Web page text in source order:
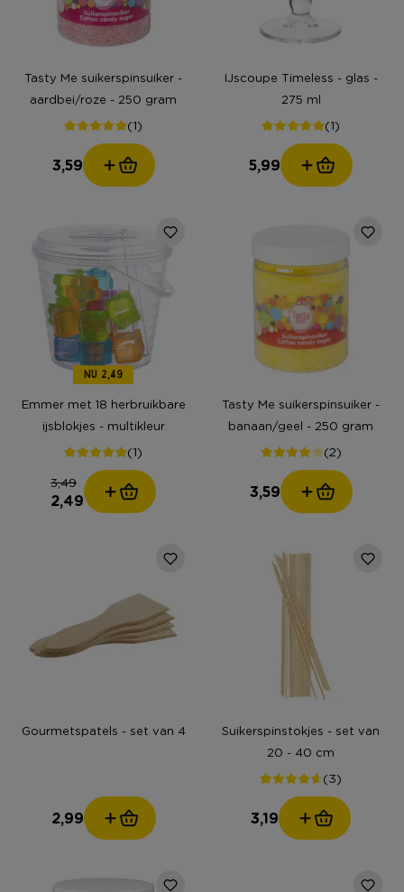
Tasty Me suikerspinsuiker -
aardbei/roze - 250 gram
(1)
3,59
IJscoupe Timeless - glas -
275 ml
(1)
5,99
NU 2,49
Emmer met 18 herbruikbare
ijsblokjes - multikleur
(1)
3,49
2,49
Tasty Me suikerspinsuiker -
banaan/geel - 250 gram
(2)
3,59
Gourmetspatels - set van 4
2,99
Suikerspinstokjes - set van
20 - 40 cm
(3)
3,19